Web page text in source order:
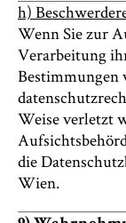
h)
Wenn Sie zur
Verarbeitung
Bestimmungen
Weise verletzt
die
Wien.